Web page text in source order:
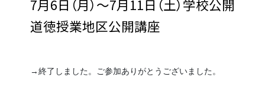
7月6日（月）～7月11日（土）学校公開
道徳授業地区公開講座
→終了しました。ご参加ありがとうございました。